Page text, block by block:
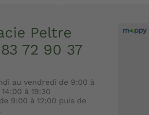
Peltre
72 90 37
au vendredi de 9:00 à
à 19:30
9:00 à 12:00 puis de